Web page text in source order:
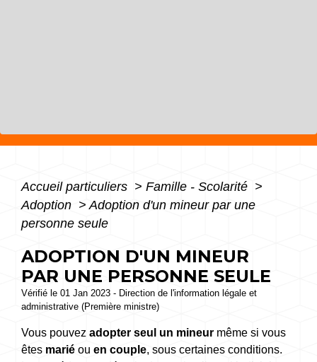
Accueil particuliers > Famille - Scolarité >
Adoption > Adoption d'un mineur par une
personne seule
ADOPTION D'UN MINEUR
PAR UNE PERSONNE SEULE
Vérifié le 01 Jan 2023 - Direction de l'information légale et
administrative (Première ministre)
Vous pouvez adopter seul un mineur même si vous
êtes marié ou en couple, sous certaines conditions.